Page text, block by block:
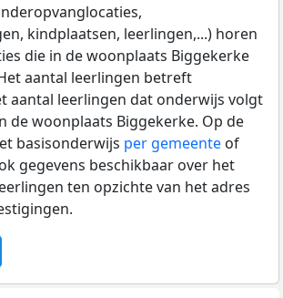
kindplaatsen, leerlingen,...) horen
die in de woonplaats Biggekerke
aantal leerlingen betreft
aantal leerlingen dat onderwijs volgt
de woonplaats Biggekerke. Op de
basisonderwijs per gemeente of
gegevens beschikbaar over het
ten opzichte van het adres